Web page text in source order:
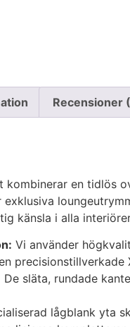
Recensioner
en tidlös
känsla i alla
Vi använder
De släta, rundade
lågblank yta